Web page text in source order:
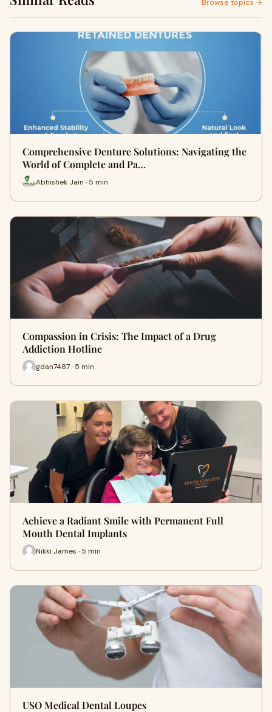
Browse topics →
Comprehensive Denture Solutions: Navigating the
World of Complete and Pa…
Abhishek Jain · 5 min
Compassion in Crisis: The Impact of a Drug
Addiction Hotline
gdan7487 · 5 min
Achieve a Radiant Smile with Permanent Full
Mouth Dental Implants
Nikki James · 5 min
USO Medical Dental Loupes